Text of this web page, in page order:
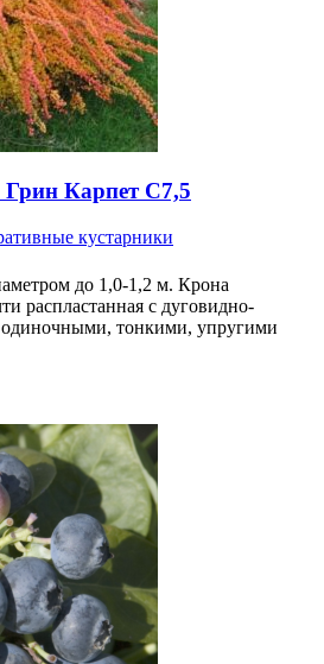
Грин Карпет С7,5
кустарники
до 1,0-1,2 м. Крона
распластанная с дуговидно-
тонкими, упругими